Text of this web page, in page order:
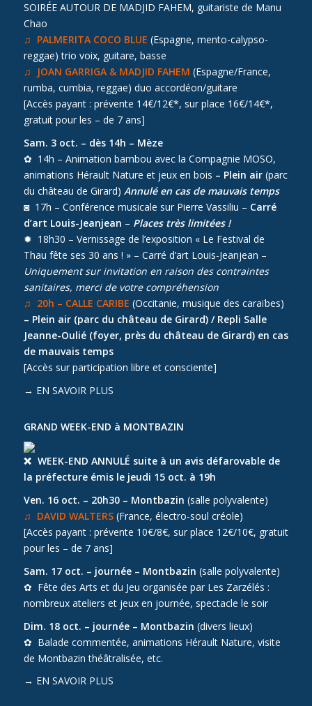
SOIRÉE AUTOUR DE MADJID FAHEM, guitariste de Manu
Chao
♫ PALMERITA COCO BLUE (Espagne, mento-calypso-
reggae) trio voix, guitare, basse
♫ JOAN GARRIGA & MADJID FAHEM (Espagne/France,
rumba, cumbia, reggae) duo accordéon/guitare
[Accès payant : prévente 14€/12€*, sur place 16€/14€*,
gratuit pour les – de 7 ans]
Sam. 3 oct. – dès 14h – Mèze
✿ 14h – Animation bambou avec la Compagnie MOSO,
animations Hérault Nature et jeux en bois – Plein air(parc
du château de Girard) Annulé en cas de mauvais temps
◙ 17h – Conférence musicale sur Pierre Vassiliu – Carré
d’art Louis-Jeanjean – Places très limitées !
✹ 18h30 – Vernissage de l’exposition « Le Festival de
Thau fête ses 30 ans ! » – Carré d’art Louis-Jeanjean –
Uniquement sur invitation en raison des contraintes
sanitaires, merci de votre compréhension
♫ 20h – CALLE CARIBE (Occitanie, musique des caraïbes)
– Plein air (parc du château de Girard) / Repli Salle
Jeanne-Oulié (foyer, près du château de Girard) en cas
de mauvais temps
[Accès sur participation libre et consciente]
→ EN SAVOIR PLUS
GRAND WEEK-END à MONTBAZIN
WEEK-END ANNULÉ suite à un avis défarovable de
la préfecture émis le jeudi 15 oct. à 19h
Ven. 16 oct. – 20h30 – Montbazin (salle polyvalente)
♫ DAVID WALTERS (France, électro-soul créole)
[Accès payant : prévente 10€/8€, sur place 12€/10€, gratuit
pour les – de 7 ans]
Sam. 17 oct. – journée – Montbazin (salle polyvalente)
✿ Fête des Arts et du Jeu organisée par Les Zarzélés :
nombreux ateliers et jeux en journée, spectacle le soir
Dim. 18 oct. – journée – Montbazin (divers lieux)
✿ Balade commentée, animations Hérault Nature, visite
de Montbazin théâtralisée, etc.
→ EN SAVOIR PLUS